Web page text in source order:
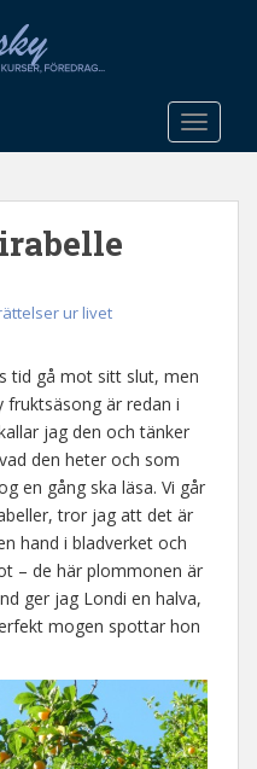
ur livet
tid gå mot sitt slut, men
är redan i
jag den och tänker
den heter och som
en gång ska läsa. Vi går
tror jag att det är
hand i bladverket och
– de här plommonen är
ger jag Londi en halva,
mogen spottar hon